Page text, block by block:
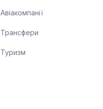
Авіакомпанії
Трансфери
Туризм